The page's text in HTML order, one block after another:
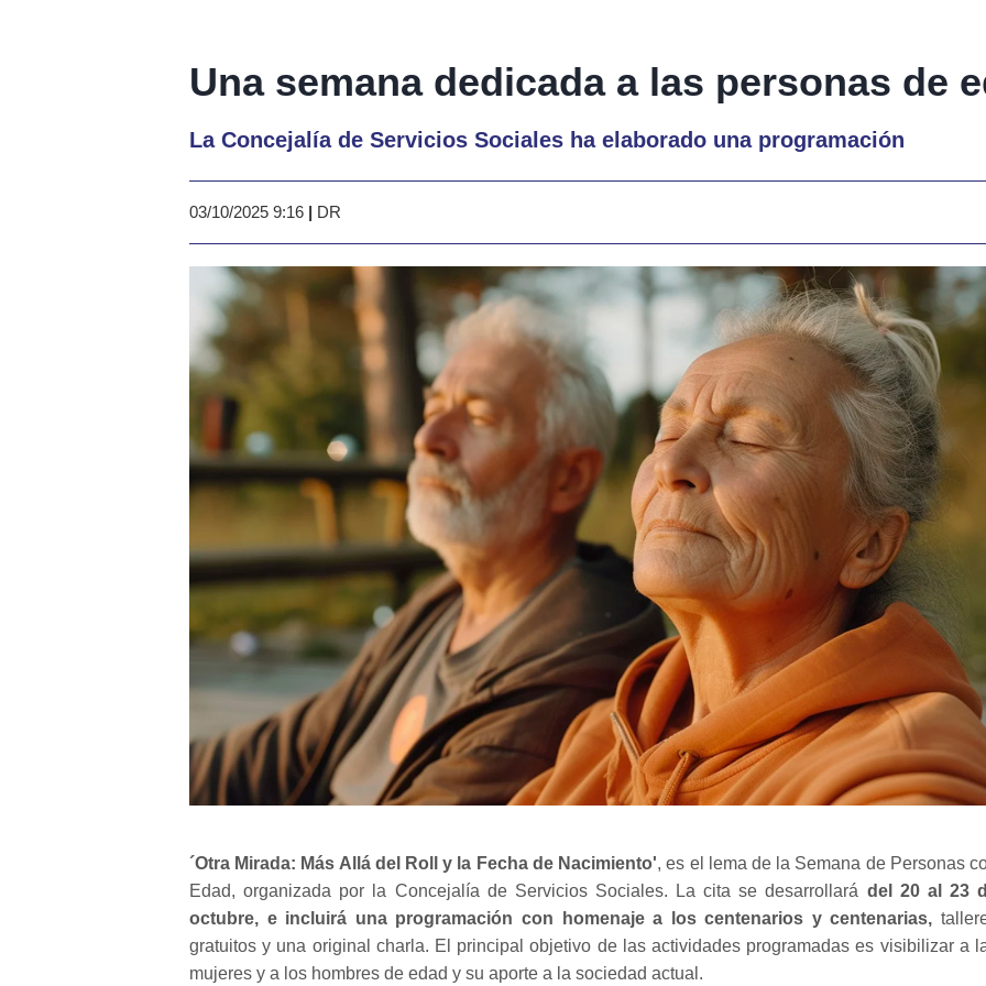
Una semana dedicada a las personas de
La Concejalía de Servicios Sociales ha elaborado una programación
03/10/2025 9:16 | DR
´Otra Mirada: Más Allá del Roll y la Fecha de Nacimiento', es el lema de la Semana de Personas
Edad, organizada por la Concejalía de Servicios Sociales. La cita se desarrollará del 20 al 23
octubre, e incluirá una programación con homenaje a los centenarios y centenarias,
gratuitos y una original charla. El principal objetivo de las actividades programadas es visibilizar a
mujeres y a los hombres de edad y su aporte a la sociedad actual.